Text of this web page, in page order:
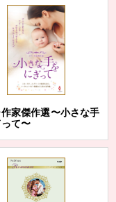
家傑作選〜小さな手
て〜